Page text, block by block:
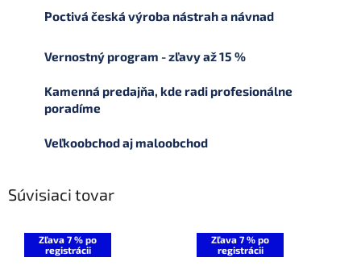
Poctivá česká výroba nástrah a návnad
Vernostný program - zľavy až 15 %
Kamenná predajňa, kde radi profesionálne
poradíme
Veľkoobchod aj maloobchod
Súvisiaci tovar
Zľava 7 % po
registrácii
Zľava 7 % po
registrácii